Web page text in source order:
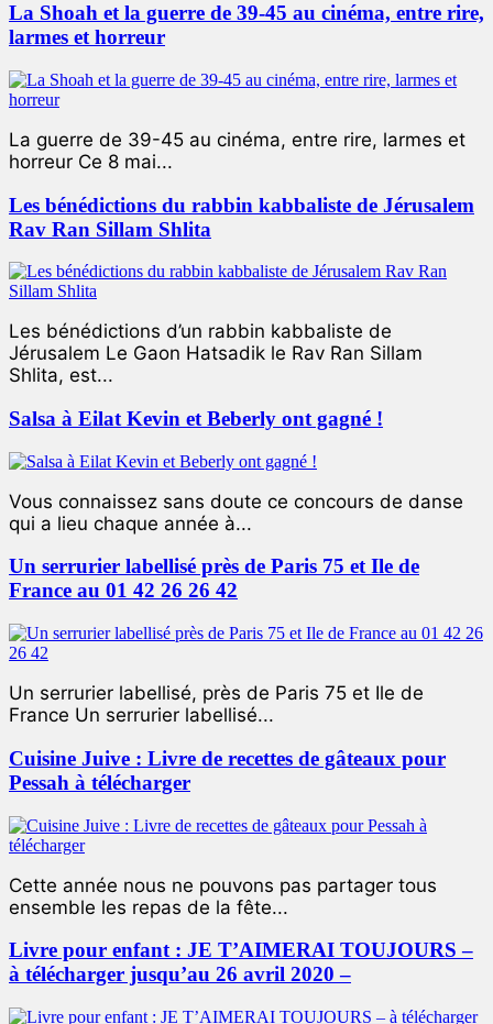
La Shoah et la guerre de 39-45 au cinéma, entre rire,
larmes et horreur
La guerre de 39-45 au cinéma, entre rire, larmes et
horreur Ce 8 mai...
Les bénédictions du rabbin kabbaliste de Jérusalem
Rav Ran Sillam Shlita
Les bénédictions d’un rabbin kabbaliste de
Jérusalem Le Gaon Hatsadik le Rav Ran Sillam
Shlita, est...
Salsa à Eilat Kevin et Beberly ont gagné !
Vous connaissez sans doute ce concours de danse
qui a lieu chaque année à...
Un serrurier labellisé près de Paris 75 et Ile de
France au 01 42 26 26 42
Un serrurier labellisé, près de Paris 75 et Ile de
France Un serrurier labellisé...
Cuisine Juive : Livre de recettes de gâteaux pour
Pessah à télécharger
Cette année nous ne pouvons pas partager tous
ensemble les repas de la fête...
Livre pour enfant : JE T’AIMERAI TOUJOURS –
à télécharger jusqu’au 26 avril 2020 –